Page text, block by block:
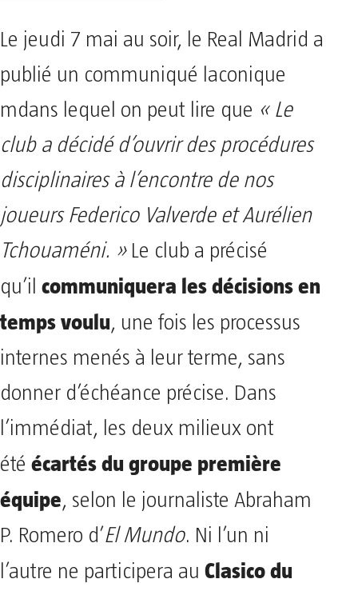
Le jeudi 7 mai au soir, le Real Madrid a
publié un communiqué laconique
mdans lequel on peut lire que « Le
club a décidé d’ouvrir des procédures
disciplinaires à l’encontre de nos
joueurs Federico Valverde et Aurélien
Tchouaméni. »Le club a précisé
qu’il communiquera les décisions en
temps voulu, une fois les processus
internes menés à leur terme, sans
donner d’échéance précise. Dans
l’immédiat, les deux milieux ont
été écartés du groupe première
équipe, selon le journaliste Abraham
P. Romero d’El Mundo. Ni l’un ni
l’autre ne participera au Clasico du